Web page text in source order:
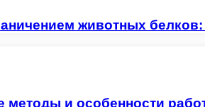
животных
методы и особенности